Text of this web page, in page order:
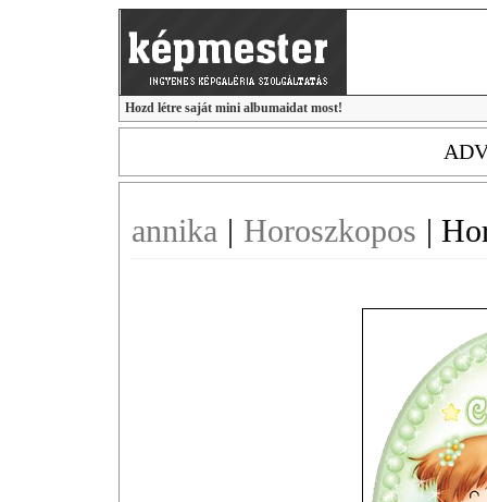
Hozd létre saját mini albumaidat most!
annika | Horoszkopos |